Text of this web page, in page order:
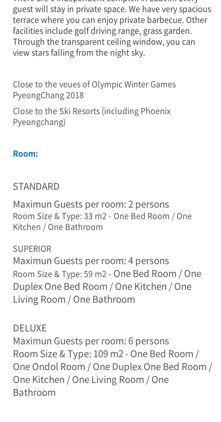
guest will stay in private space. We have very spacious
terrace where you can enjoy private barbecue. Other
facilities include golf driving range, grass garden.
Through the transparent ceiling window, you can
view stars falling from the night sky.
Close to the veue s of Olympic Winter Games
PyeongChang 2018
Close to the Ski Resorts (including Phoenix
Pyeongchang)
Room:
STANDARD
Maximun Guests per room: 2 persons
Room Size & Type: 33 m2 - One Bed Room / One
Kitchen / One Bathroom
SUPERIOR
Maximun Guests per room: 4 persons
Room Size & Type: 59 m2 - One Bed Room /One
Duplex One Bed Room /One Kitchen / One
Living Room / One Bathroom
DELUXE
Maximun Guests per room: 6 persons
Room Size & Type: 109 m2 -One Bed Room /
One Ondol Room / OneDuplex One Bed Room /
One Kitchen / One Living Room / One
Bathroom